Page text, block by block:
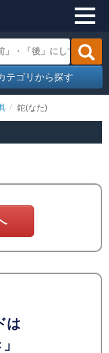
テゴリから探す
鉈(なた)
は